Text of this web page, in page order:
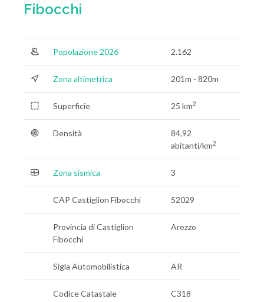
Fibocchi
Popolazione 2026 2.162
Zona altimetrica 201m - 820m
Superficie 25 km2
Densità
84,92
abitanti/km2
Zona sismica 3
CAP Castiglion Fibocchi 52029
Provincia di Castiglion
Fibocchi
Arezzo
Sigla Automobilistica AR
Codice Catastale C318